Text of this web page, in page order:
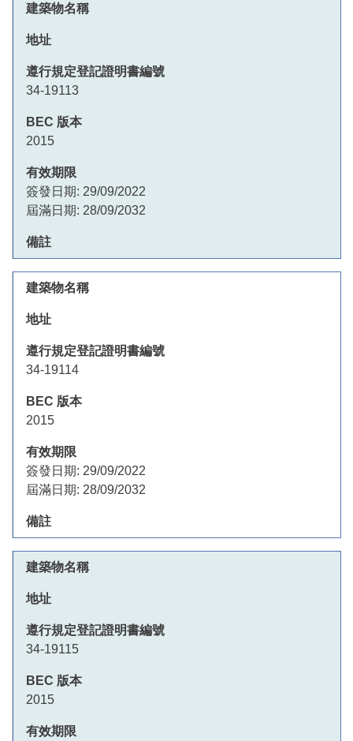
34-19113
2015
簽發日期: 29/09/2022
屆滿日期: 28/09/2032
34-19114
2015
簽發日期: 29/09/2022
屆滿日期: 28/09/2032
34-19115
2015